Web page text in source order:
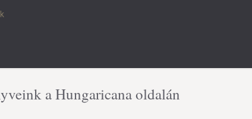
a Hungaricana oldalán